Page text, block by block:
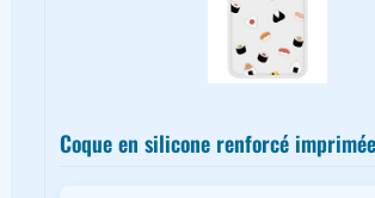
Coque en silicone renforcé